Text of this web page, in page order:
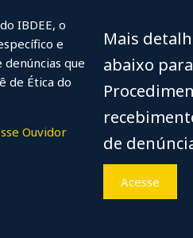
IBDEE, o
e
que
de Ética do
Ouvidor
Mais
abaixo
de
Acesse